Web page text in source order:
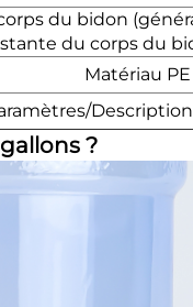
du bidon
du corps du
Matériau PE
?